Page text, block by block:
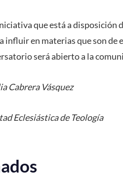
que está a disposición
influir en materias que son de
será abierto a la
Cabrera Vásquez
Eclesiástica de Teología